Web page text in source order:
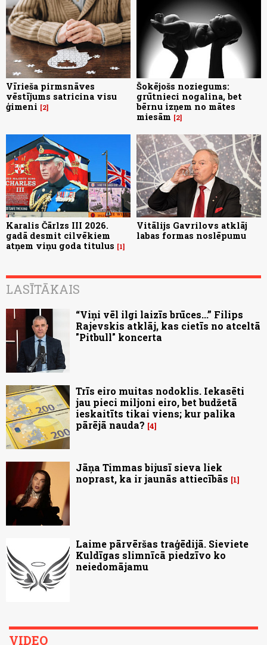
Vīrieša pirmsnāves
vēstījums satricina visu
ģimeni
2
Šokējošs noziegums:
grūtnieci nogalina, bet
bērnu izņem no mātes
miesām
2
Karalis Čārlzs III 2026.
gadā desmit cilvēkiem
atņem viņu goda titulus
1
Vitālijs Gavrilovs atklāj
labas formas noslēpumu
LASĪTĀKAIS
“Viņi vēl ilgi laizīs brūces...” Filips
Rajevskis atklāj, kas cietīs no atceltā
"Pitbull" koncerta
Trīs eiro muitas nodoklis. Iekasēti
jau pieci miljoni eiro, bet budžetā
ieskaitīts tikai viens; kur palika
pārējā nauda? 4
Jāņa Timmas bijusī sieva liek
noprast, ka ir jaunās attiecībās
1
Laime pārvēršas traģēdijā. Sieviete
Kuldīgas slimnīcā piedzīvo ko
neiedomājamu
VIDEO